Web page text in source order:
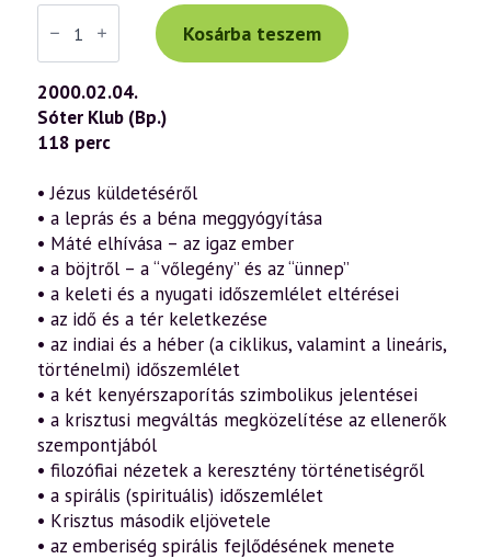
Váradi
Tibor
előadás
(130)
—
Márk
evangéliuma
a
szellemtudomány
5.
rész
(2000.02.04.)
mennyiség
Kosárba teszem
2000.02.04.
Sóter Klub (Bp.)
118 perc
• Jézus küldetéséről
• a leprás és a béna meggyógyítása
• Máté elhívása – az igaz ember
• a böjtről – a “vőlegény” és az “ünnep”
• a keleti és a nyugati időszemlélet eltérései
• az idő és a tér keletkezése
• az indiai és a héber (a ciklikus, valamint a lineáris,
történelmi) időszemlélet
• a két kenyérszaporítás szimbolikus jelentései
• a krisztusi megváltás megközelítése az ellenerők
szempontjából
• filozófiai nézetek a keresztény történetiségről
• a spirális (spirituális) időszemlélet
• Krisztus második eljövetele
• az emberiség spirális fejlődésének menete